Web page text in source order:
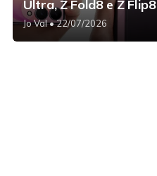
Ultra, Z Fold8 e Z Flip8
Jo Val• 22/07/2026